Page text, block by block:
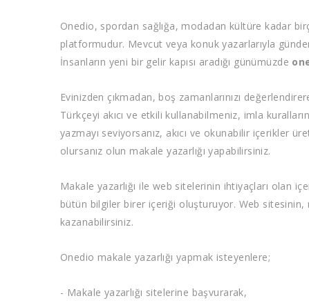
Onedio, spordan sağlığa, modadan kültüre kadar
platformudur. Mevcut veya konuk yazarlarıyla
İnsanların yeni bir gelir kapısı aradığı günümüzde
Evinizden çıkmadan, boş zamanlarınızı
Türkçeyi akıcı ve etkili kullanabilmeniz, imla
yazmayı seviyorsanız, akıcı ve okunabilir içerikler
olursanız olun makale yazarlığı yapabilirsiniz.
Makale yazarlığı ile web sitelerinin ihtiyaçları olan
bütün bilgiler birer içeriği oluşturuyor. Web
kazanabilirsiniz.
Onedio makale yazarlığı yapmak isteyenlere;
- Makale yazarlığı sitelerine başvurarak,